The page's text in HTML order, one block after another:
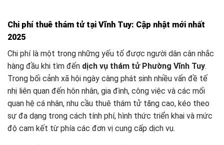
Chi phí thuê thám tử tại Vĩnh Tuy: Cập nhật mới nhất
2025
Chi phí là một trong những yếu tố được người dân cân nhắc
hàng đầu khi tìm đến dịch vụ thám tử Phường Vĩnh Tuy.
Trong bối cảnh xã hội ngày càng phát sinh nhiều vấn đề tế
nhị liên quan đến hôn nhân, gia đình, công việc và các mối
quan hệ cá nhân, nhu cầu thuê thám tử tăng cao, kéo theo
sự đa dạng trong cách tính phí, hình thức triển khai và mức
độ cam kết từ phía các đơn vị cung cấp dịch vụ.